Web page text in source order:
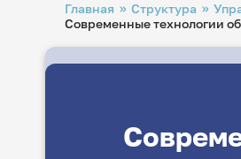
Строка
навигации
Главная Структура
Современные технологии